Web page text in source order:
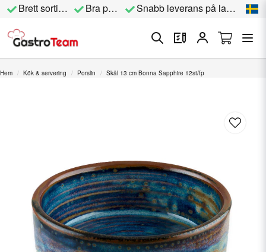
Brett sortiment Bra priser Snabb leverans på lagervara
Hem Kök & servering Porslin Skål 13 cm Bonna Sapphire 12st/fp